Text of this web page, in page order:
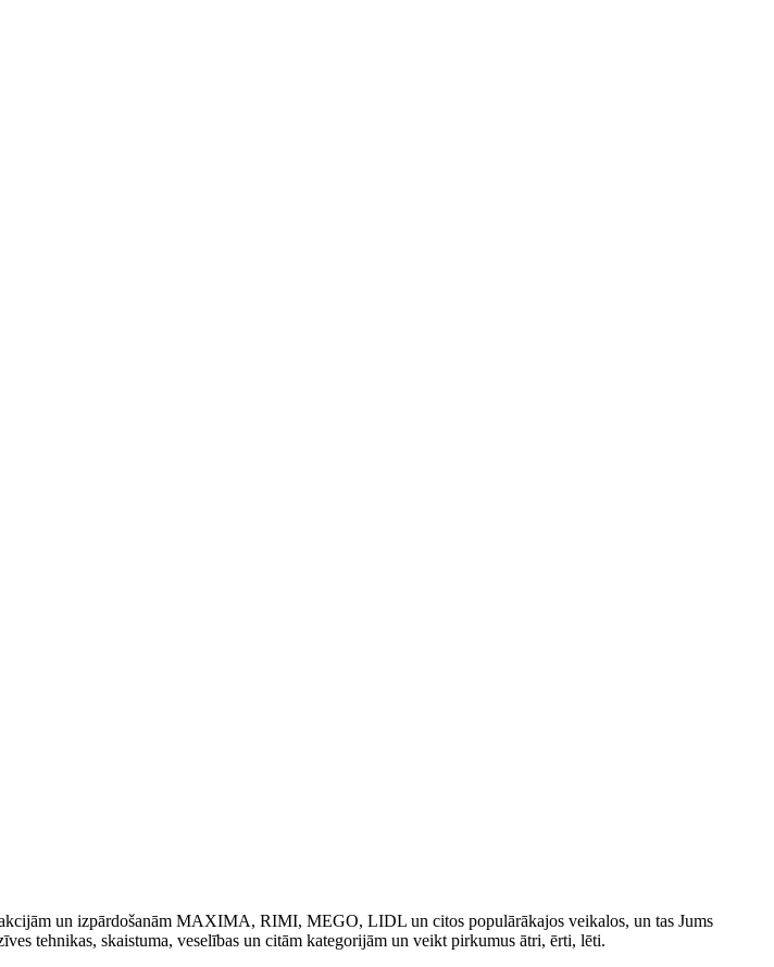
un izpārdošanām MAXIMA, RIMI, MEGO, LIDL un citos populārākajos veikalos, un tas Jums
tehnikas, skaistuma, veselības un citām kategorijām un veikt pirkumus ātri, ērti, lēti.